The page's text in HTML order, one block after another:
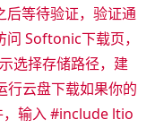
等待验证，验证通
Softonic下载页，
选择存储路径，建
行云盘下载如果你的
，输入 #include ltio